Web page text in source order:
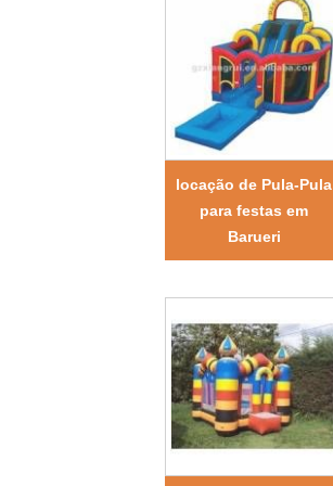
locação de Pula-Pula
para festas em
Barueri